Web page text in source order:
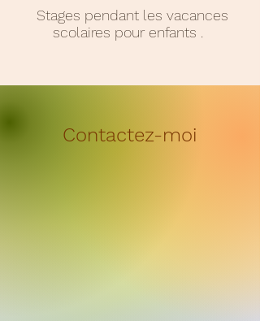
Stages pendant les vacances
scolaires pour enfants .
Contactez-moi